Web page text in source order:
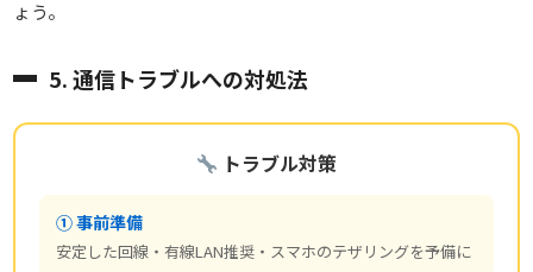
ょう。
5. 通信トラブルへの対処法
トラブル対策
① 事前準備
安定した回線・有線LAN推奨・スマホのテザリングを予備に